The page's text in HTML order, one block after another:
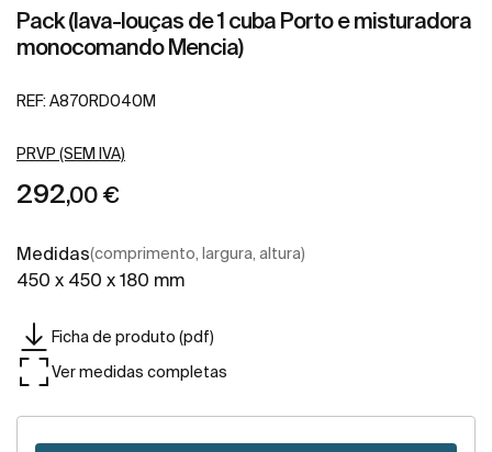
Pack (lava-louças de 1 cuba Porto e misturadora
monocomando Mencia)
REF: A870RD040M
PRVP (SEM IVA)
292,00 €
Medidas(comprimento, largura, altura)
450 x 450 x 180 mm
Ficha de produto (pdf)
Ver medidas completas